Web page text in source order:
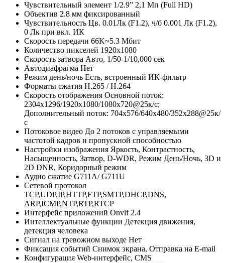
Чувствительный элемент 1/2.9” 2,1 Мп (Full HD)
Объектив 2.8 мм фиксированный
Чувствительность Цв. 0.01Лк (F1.2), ч/б 0.001 Лк (F1.2),
0 Лк при вкл. ИК
Скорость передачи 66K~5.3 Мбит
Количество пикселей 1920x1080
Скорость затвора Авто, 1/50-1/10,000 сек
Автодиафрагма Нет
Режим день/ночь Есть, встроенный ИК-фильтр
Форматы сжатия H.265 / H.264
Скорость отображения Основной поток:
2304x1296/1920х1080/1080х720@25к/с;
Дополнительный поток: 704x576/640х480/352х288@25к/
с
Потоковое видео До 2 потоков с управляемыми
частотой кадров и пропускной способностью
Настройки изображения Яркость, Контрастность,
Насыщенность, Затвор, D-WDR, Режим День/Ночь, 3D и
2D DNR, Коридорный режим
Аудио сжатие G711A/ G711U
Сетевой протокол
TCP,UDP,IP,HTTP,FTP,SMTP,DHCP,DNS,
ARP,ICMP,NTP,RTP,RTCP
Интерфейс приложений Onvif 2.4
Интеллектуальные функции Детекция движения,
детекция человека
Сигнал на тревожном выходе Нет
Фиксация событий Снимок экрана, Отправка на E-mail
Конфигурация Web-интерфейс, CMS